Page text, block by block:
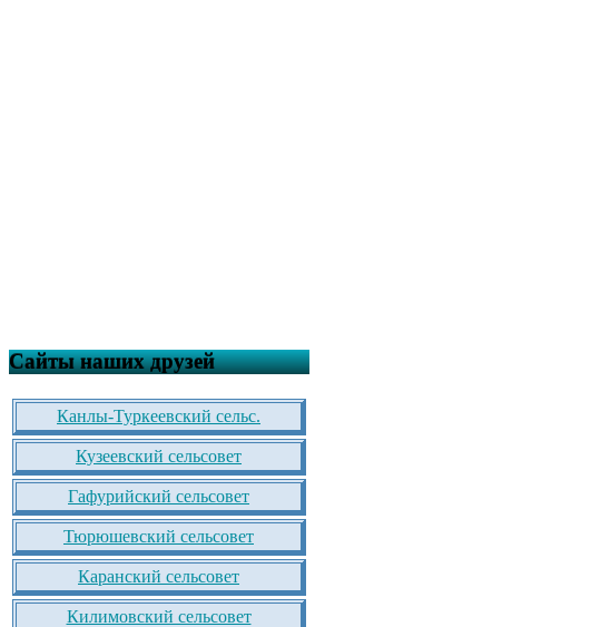
Сайты наших друзей
Канлы-Туркеевский сельс.
Кузеевский сельсовет
Гафурийский сельсовет
Тюрюшевский сельсовет
Каранский сельсовет
Килимовский сельсовет